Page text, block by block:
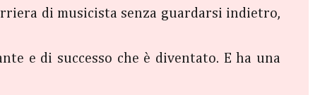
di musicista senza guardarsi indietro,
e di successo che è diventato. E ha una